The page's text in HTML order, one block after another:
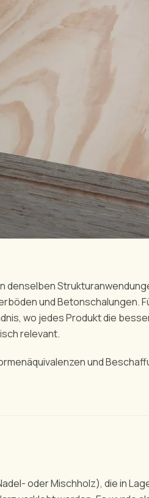
denselben
und Betonschalungen.
wo jedes Produkt die
relevant.
und
oder Mischholz), die in